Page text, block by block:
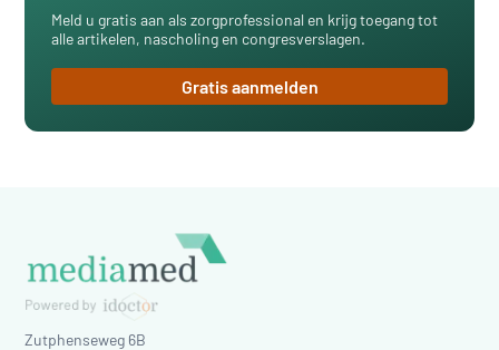
Meld u gratis aan als zorgprofessional en krijg toegang tot
alle artikelen, nascholing en congresverslagen.
Gratis aanmelden
Zutphenseweg 6B